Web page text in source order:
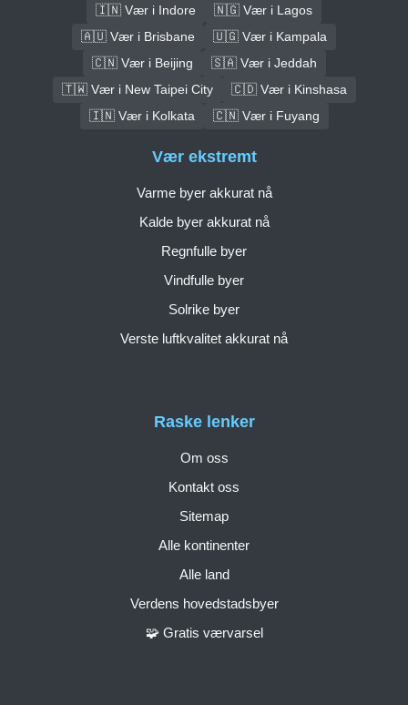
🇮🇳 Vær i Indore
🇳🇬 Vær i Lagos
🇦🇺 Vær i Brisbane
🇺🇬 Vær i Kampala
🇨🇳 Vær i Beijing
🇸🇦 Vær i Jeddah
🇹🇼 Vær i New Taipei City
🇨🇩 Vær i Kinshasa
🇮🇳 Vær i Kolkata
🇨🇳 Vær i Fuyang
Raske lenker
Om oss
Kontakt oss
Sitemap
Alle kontinenter
Alle land
Verdens hovedstadsbyer
🧩 Gratis værvarsel
Vær ekstremt
Varme byer akkurat nå
Kalde byer akkurat nå
Regnfulle byer
Vindfulle byer
Solrike byer
Verste luftkvalitet akkurat nå